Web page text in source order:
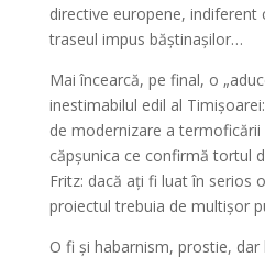
directive europene, indiferent
traseul impus băștinașilor…
Mai încearcă, pe final, o
inestimabilul edil al
de modernizare a termoficării
căpșunica ce confirmă tortul
Fritz: dacă ați fi luat în serios
proiectul trebuia de multișor
O fi și habarnism, prostie, dar